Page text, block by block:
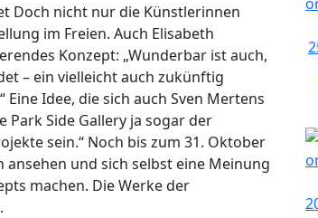
Doch nicht nur die Künstlerinnen
im Freien. Auch Elisabeth
Konzept: „Wunderbar ist auch,
– ein vielleicht auch zukünftig
Idee, die sich auch Sven Mertens
Side Gallery ja sogar der
sein.“ Noch bis zum 31. Oktober
und sich selbst eine Meinung
machen. Die Werke der